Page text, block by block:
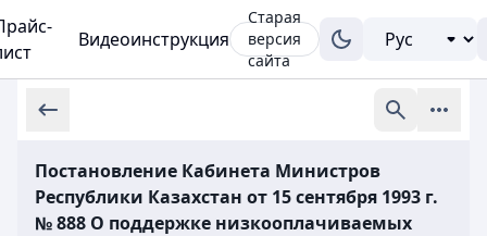
Видеоинструкция
Старая
версия
сайта
Постановление Кабинета Министров
Республики Казахстан от 15 сентября 1993 г.
№ 888 О поддержке низкооплачиваемых